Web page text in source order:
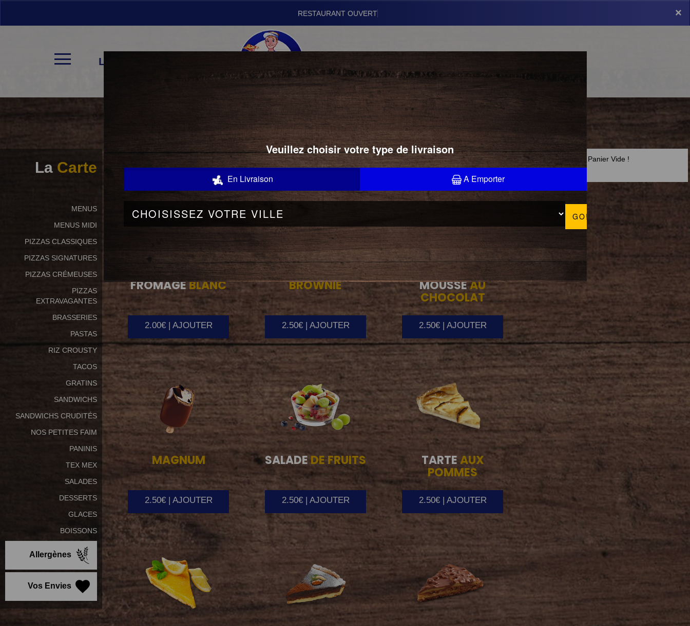
×
Vous pouv
LA CARTE
×
La Carte
MENUS
MENUS MIDI
PIZZAS CLASSIQUES
PIZZAS SIGNATURES
PIZZAS CRÉMEUSES
PIZZAS
EXTRAVAGANTES
BRASSERIES
PASTAS
RIZ CROUSTY
TACOS
GRATINS
SANDWICHS
SANDWICHS CRUDITÉS
NOS PETITES FAIM
PANINIS
TEX MEX
SALADES
DESSERTS
GLACES
BOISSONS
Allergènes
Vos Envies
DESSERTS
FROMAGEBLANC
2.00€ | AJOUTER
BROWNIE
2.50€ | AJOUTER
MOUSSEAU
CHOCOLAT
2.50€ | AJOUTER
MAGNUM
2.50€ | AJOUTER
SALADE DE FRUITS
2.50€ | AJOUTER
TARTEAUX
POMMES
2.50€ | AJOUTER
Panier Vide !